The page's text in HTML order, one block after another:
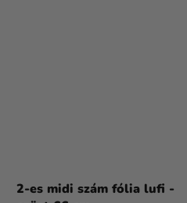
2-es midi szám fólia lufi -